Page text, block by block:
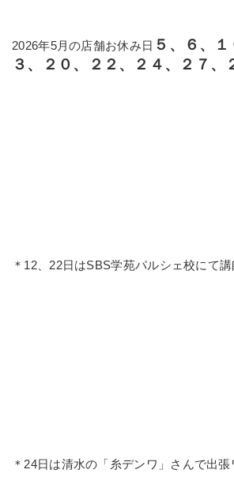
2026年5月の店舗お休み日 ５、６、
３、２０、２２、２４、２７、
＊12、22日はSBS学苑パルシェ校にて講
＊24日は清水の「糸デンワ」さんで出